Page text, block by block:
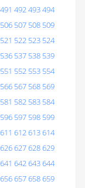
491 492493494
506 507 508 509
521 522 523 524
536 537 538 539
551 552 553 554
566 567 568 569
581 582 583 584
596 597 598 599
611 612613614
626627628629
641 642643644
656657658659